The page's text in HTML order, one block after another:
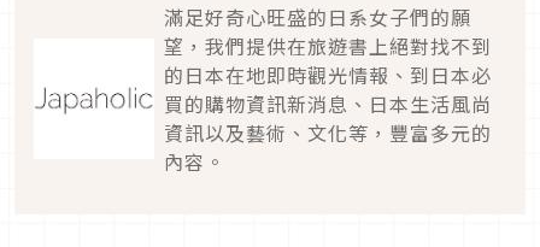
滿足好奇心旺盛的日系女子們的願
望，我們提供在旅遊書上絕對找不到
的日本在地即時觀光情報、到日本必
買的購物資訊新消息、日本生活風尚
資訊以及藝術、文化等，豐富多元的
內容。